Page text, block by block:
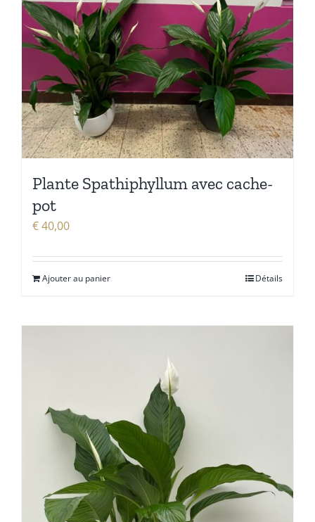
Plante Spathiphyllum avec cache-
pot
€40,00
Ajouter au panier Détails